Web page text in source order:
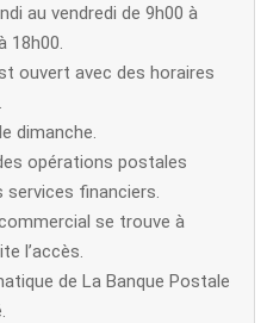
au vendredi de 9h00 à
18h00.
ouvert avec des horaires
dimanche.
opérations postales
financiers.
se trouve à
l’accès.
de La Banque Postale